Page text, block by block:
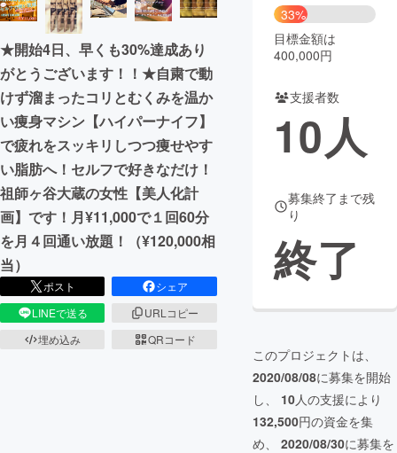
CAMPFIRE for Social Good
CAMPFIRE Creation
CAMPFIREふるさと納税machi-ya コミュニティ
★開始4日、早くも30%達成あり
がとうございます！！★自粛で動
けず溜まったコリとむくみを温か
い痩身マシン【ハイパーナイフ】
で疲れをスッキリしつつ痩せやす
い脂肪へ！セルフで好きなだけ！
祖師ヶ谷大蔵の女性【美人化計
画】です！月¥11,000で１回60分
を月４回通い放題！（¥120,000相
当）
ポスト
シェア
LINEで送る
URLコピー
埋め込み
QRコード
33%
目標金額は
400,000円
支援者数
10人
募集終了まで残
り
終了
このプロジェクトは、
2020/08/08に募集を開始
し、 10人の支援により
132,500円の資金を集
め、 2020/08/30に募集を